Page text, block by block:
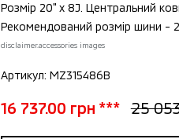
Розмір 20" x 8J. Центральний
Рекомендований розмір шини -
disclaimer.accessories images
Артикул: MZ315486B
16 737.00 грн *** 25